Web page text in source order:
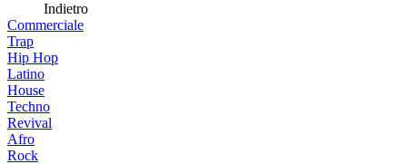
Indietro
Commerciale
Trap
Hip Hop
Latino
House
Techno
Revival
Afro
Rock